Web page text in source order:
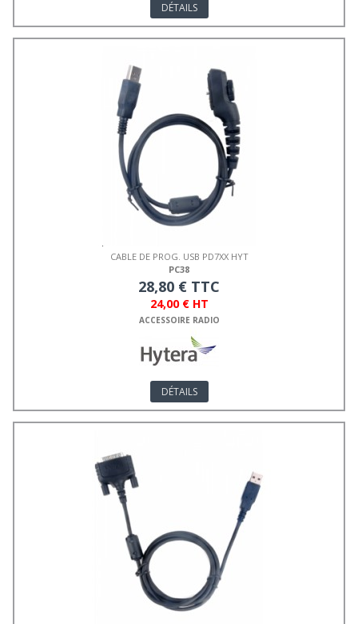
DÉTAILS
CABLE DE PROG. USB PD7XX HYT
PC38
28,80 € TTC
24,00 € HT
ACCESSOIRE RADIO
DÉTAILS